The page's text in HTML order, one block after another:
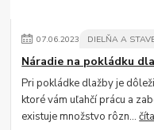
07.06.2023 DIELŇA A
Náradie na pokládku
Pri pokládke dlažby je
ktoré vám uľahčí prácu a
existuje množstvo rôzn...